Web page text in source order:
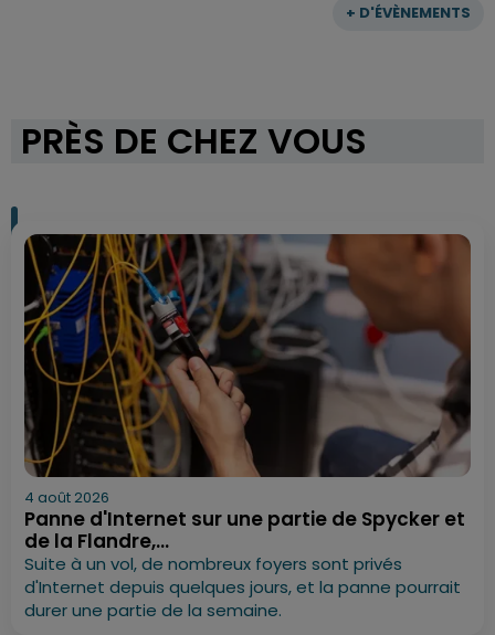
+ D'ÉVÈNEMENTS
PRÈS DE CHEZ VOUS
4 août 2026
Panne d'Internet sur une partie de Spycker et
de la Flandre,...
Suite à un vol, de nombreux foyers sont privés
d'Internet depuis quelques jours, et la panne pourrait
durer une partie de la semaine.